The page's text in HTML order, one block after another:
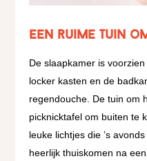
Een ruime tuin
De slaapkamer is
locker kasten en de
regendouche. De tuin om
picknicktafel om buiten te
leuke lichtjes die ’s
heerlijk thuiskomen na